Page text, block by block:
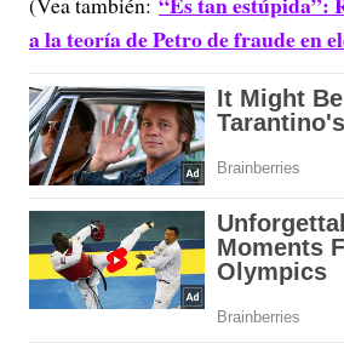
a la teoría de Petro de fraude en